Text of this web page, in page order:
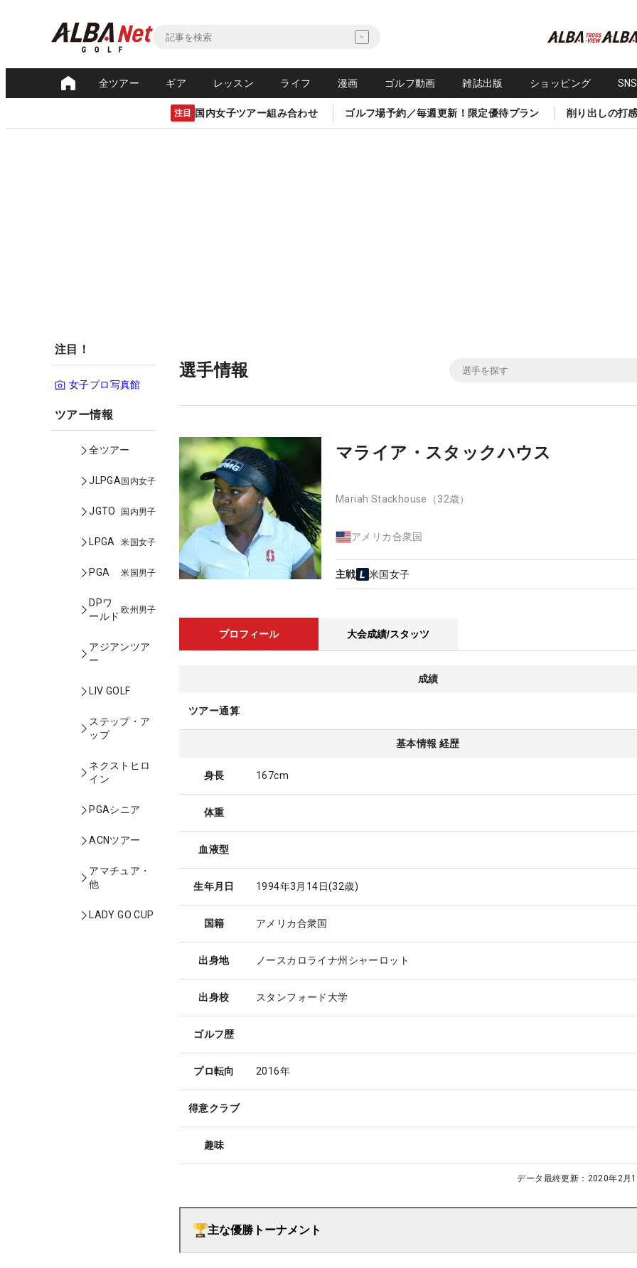
全ツアー ギア レッスン ライフ 漫画 ゴルフ動画 雑誌出版 ショッピング
注目 国内女子ツアー組み合わせ ゴルフ場予約／毎週更新！限定優待プラン 削り出しの打
注目！
女子プロ写真館
ツアー情報
全ツアー
JLPGA国内女子
JGTO 国内男子
LPGA 米国女子
PGA 米国男子
DPワ
ールド
欧州男子
アジアンツア
ー
LIV GOLF
ステップ・ア
ップ
ネクストヒロ
イン
PGAシニア
ACNツアー
アマチュア・
他
LADY GO CUP
選手情報
マライア・スタックハウス
Mariah Stackhouse （32歳）
アメリカ合衆国
主戦 米国女子
プロフィール 大会成績/スタッツ
成績
ツアー通算
基本情報 経歴
身長 167cm
体重
血液型
生年月日 1994年3月14日(32歳)
国籍 アメリカ合衆国
出身地 ノースカロライナ州シャーロット
出身校 スタンフォード大学
ゴルフ歴
プロ転向 2016年
得意クラブ
趣味
データ最終更新： 2020年2月
主な優勝トーナメント